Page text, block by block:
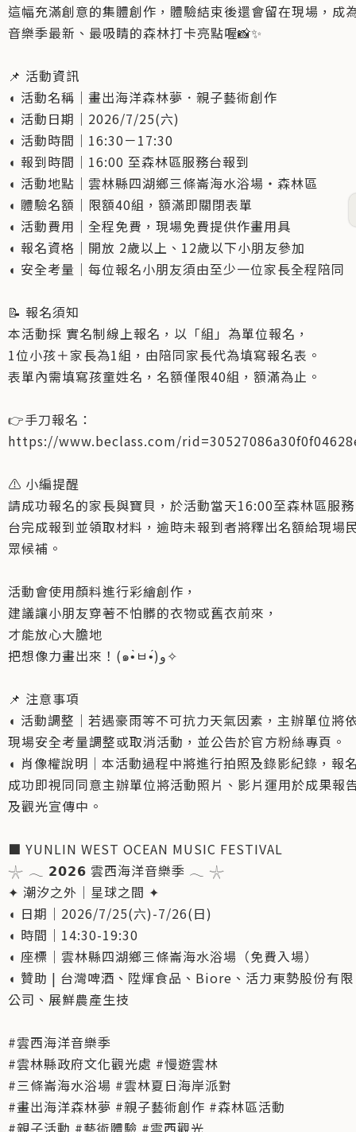
這幅充滿創意的集體創作，體驗結束後還會留在現場，成
音樂季最新、最吸睛的森林打卡亮點喔📸✨
📌 活動資訊
◖ 活動名稱｜畫出海洋森林夢．親子藝術創作
◖ 活動日期｜2026/7/25(六)
◖ 活動時間｜16:30－17:30
◖ 報到時間｜16:00 至森林區服務台報到
◖ 活動地點｜雲林縣四湖鄉三條崙海水浴場・森林區
◖ 體驗名額｜限額40組，額滿即關閉表單
◖ 活動費用｜全程免費，現場免費提供作畫用具
◖ 報名資格｜開放 2歲以上、12歲以下小朋友參加
◖ 安全考量｜每位報名小朋友須由至少一位家長全程陪同
📝 報名須知
本活動採 實名制線上報名，以「組」為單位報名，
1位小孩＋家長為1組，由陪同家長代為填寫報名表。
表單內需填寫孩童姓名，名額僅限40組，額滿為止。
👉手刀報名：
https://www.beclass.com/
⚠️ 小編提醒
請成功報名的家長與寶貝，於活動當天16:00至森林區服務
台完成報到並領取材料，逾時未報到者將釋出名額給現場
眾候補。
活動會使用顏料進行彩繪創作，
建議讓小朋友穿著不怕髒的衣物或舊衣前來，
才能放心大膽地
把想像力畫出來！(๑•̀ㅂ•́)و✧
📌 注意事項
◖ 活動調整｜若遇豪雨等不可抗力天氣因素，主辦單位將
現場安全考量調整或取消活動，並公告於官方粉絲專頁。
◖ 肖像權說明｜本活動過程中將進行拍照及錄影紀錄，報
成功即視同同意主辦單位將活動照片、影片運用於成果報
及觀光宣傳中。
■ YUNLIN WEST OCEAN MUSIC FESTIVAL
𓇼 𓂃 𝟮𝟬𝟮𝟲 雲西海洋音樂季 𓂃 𓇼
✦ 潮汐之外｜星球之間 ✦
◖ 日期｜2026/7/25(六)-7/26(日)
◖ 時間｜14:30-19:30
◖ 座標｜雲林縣四湖鄉三條崙海水浴場（免費入場）
◖ 贊助 | 台灣啤酒、陞煇食品、Biore、活力東勢股份有限
公司、展鮮農產生技
#雲西海洋音樂季
#雲林縣政府文化觀光處 #慢遊雲林
#三條崙海水浴場 #雲林夏日海岸派對
#畫出海洋森林夢 #親子藝術創作 #森林區活動
#親子活動 #藝術體驗 #雲西觀光